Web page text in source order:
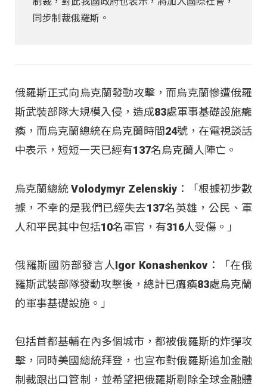
同步制裁俄羅斯。
俄羅斯正式向烏克蘭發動攻擊，而烏克蘭慘遭俄羅
斯武裝部隊大規模入侵，造成83處軍事基礎設施癱
瘓，而烏克蘭總統在烏克蘭時間24號，在電視談話
中表示，短短一天已經有137名烏克蘭人陣亡。
烏克蘭總統 Volodymyr Zelenskiy：「根據初步數
據，不幸的是我們已經失去137名英雄，公民、軍
人和平民其中包括10名軍官，有316人受傷。」
俄羅斯國防部發言人Igor Konashenkov：「在俄
羅斯武裝部隊發動攻擊後，總計已癱瘓83處烏克蘭
的軍事基礎設施。」
包括首都基輔在內多個城市，都被俄羅斯的炸彈攻
擊，同時美國總統拜登，也宣布對俄羅斯追加金融
制裁跟出口管制，並希望把俄羅斯剔除全球金融體